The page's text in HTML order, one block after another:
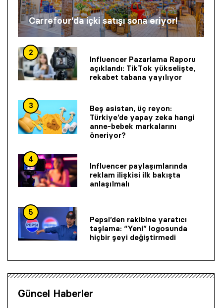
Carrefour’da içki satışı sona eriyor!
2
Influencer Pazarlama Raporu
açıklandı: TikTok yükselişte,
rekabet tabana yayılıyor
3
Beş asistan, üç reyon:
Türkiye’de yapay zeka hangi
anne-bebek markalarını
öneriyor?
4
Influencer paylaşımlarında
reklam ilişkisi ilk bakışta
anlaşılmalı
5
Pepsi’den rakibine yaratıcı
taşlama: “Yeni” logosunda
hiçbir şeyi değiştirmedi
Güncel Haberler